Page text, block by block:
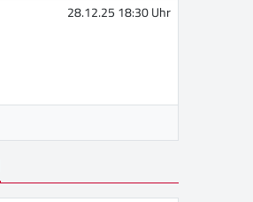
28.12.25 18:30 Uhr